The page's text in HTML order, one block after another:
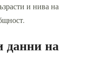
и нива на
данни на